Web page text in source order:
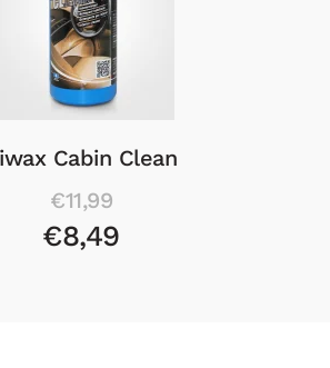
Spray Matt 300ml
€12,99
€8,99